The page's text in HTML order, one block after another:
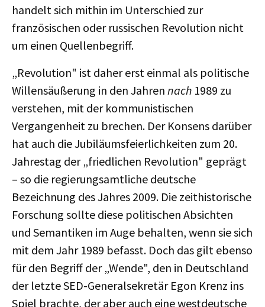
handelt sich mithin im Unterschied zur
französischen oder russischen Revolution nicht
um einen Quellenbegriff.
„Revolution" ist daher erst einmal als politische
Willensäußerung in den Jahren nach 1989 zu
verstehen, mit der kommunistischen
Vergangenheit zu brechen. Der Konsens darüber
hat auch die Jubiläumsfeierlichkeiten zum 20.
Jahrestag der „friedlichen Revolution" geprägt
– so die regierungsamtliche deutsche
Bezeichnung des Jahres 2009. Die zeithistorische
Forschung sollte diese politischen Absichten
und Semantiken im Auge behalten, wenn sie sich
mit dem Jahr 1989 befasst. Doch das gilt ebenso
für den Begriff der „Wende", den in Deutschland
der letzte SED-Generalsekretär Egon Krenz ins
Spiel brachte, der aber auch eine westdeutsche